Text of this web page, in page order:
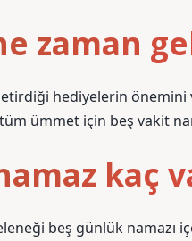
zaman
hediyelerin
ümmet için beş vakit
kaç
beş günlük namazı